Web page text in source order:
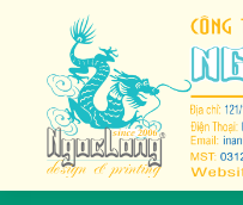
content